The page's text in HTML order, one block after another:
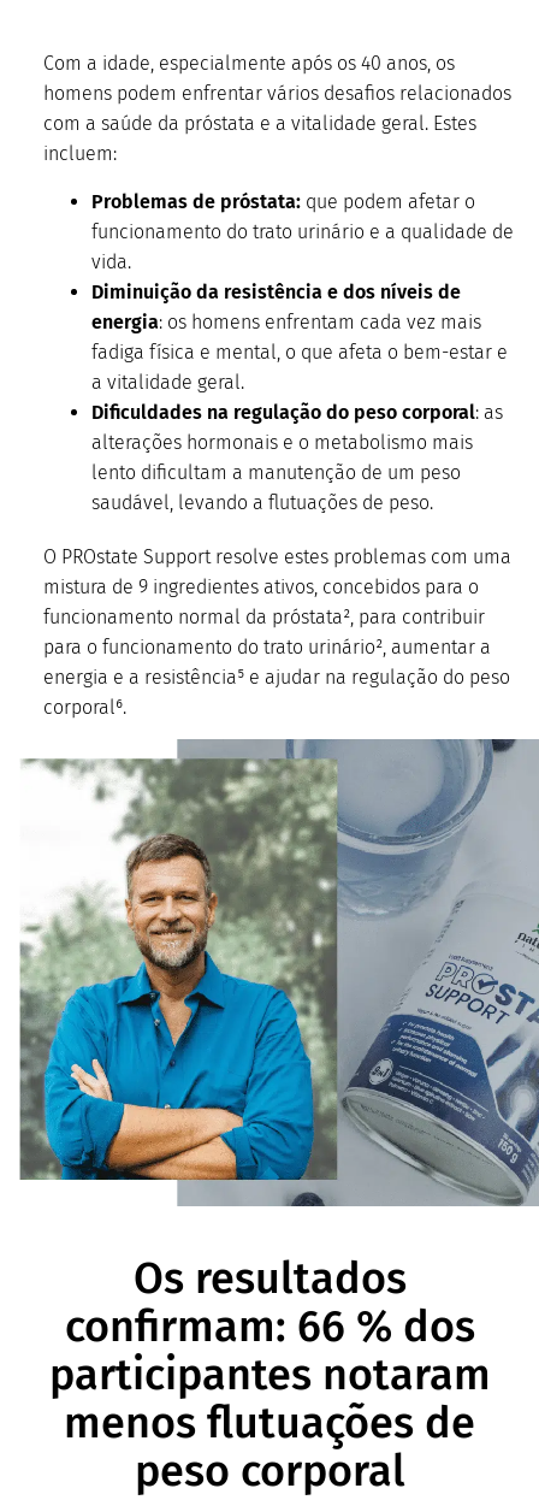
Com a idade, especialmente após os 40 anos, os
homens podem enfrentar vários desafios relacionados
com a saúde da próstata e a vitalidade geral. Estes
incluem:
Problemas de próstata: que podem afetar o
funcionamento do trato urinário e a qualidade de
vida.
Diminuição da resistência e dos níveis de
energia: os homens enfrentam cada vez mais
fadiga física e mental, o que afeta o bem-estar e
a vitalidade geral.
Dificuldades na regulação do peso corporal: as
alterações hormonais e o metabolismo mais
lento dificultam a manutenção de um peso
saudável, levando a flutuações de peso.
O PROstate Support resolve estes problemas com uma
mistura de 9 ingredientes ativos, concebidos para o
funcionamento normal da próstata², para contribuir
para o funcionamento do trato urinário², aumentar a
energia e a resistência⁵ e ajudar na regulação do peso
corporal⁶.
Os resultados
confirmam: 66 % dos
participantes notaram
menos flutuações de
peso corporal